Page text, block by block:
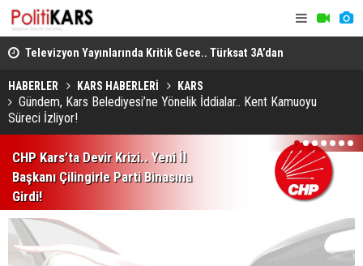
Televizyon Yayınlarında Kritik Gece.. Türksat 3A’dan
Yeni Uydulara Geçiliyor!
HABERLER KARS HABERLERİ KARS
Gündem, Kars Belediyesi’ne Yönelik İddialar.. Kent Kamuoyu
Süreci İzliyor!
CHP Kars’ta Devir Krizi.. Yeni İl
Başkanı Çilingirle Parti Binasına
Girdi!
1 2 3 4 5 6 7